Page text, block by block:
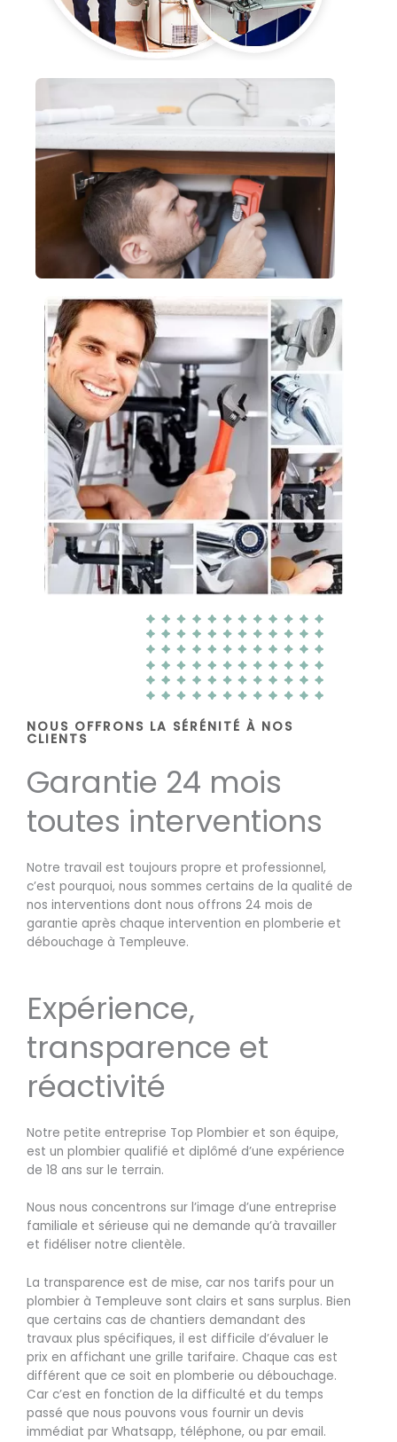
NOUS OFFRONS LA SÉRÉNITÉ À NOS
CLIENTS
Garantie 24 mois
toutes interventions
Notre travail est toujours propre et professionnel,
c’est pourquoi, nous sommes certains de la qualité de
nos interventions dont nous offrons 24 mois de
garantie après chaque intervention en plomberie et
débouchage à Templeuve.
Expérience,
transparence et
réactivité
Notre petite entreprise Top Plombier et son équipe,
est un plombier qualifié et diplômé d’une expérience
de 18 ans sur le terrain.
Nous nous concentrons sur l’image d’une entreprise
familiale et sérieuse qui ne demande qu’à travailler
et fidéliser notre clientèle.
La transparence est de mise, car nos tarifs pour un
plombier à Templeuve sont clairs et sans surplus. Bien
que certains cas de chantiers demandant des
travaux plus spécifiques, il est difficile d’évaluer le
prix en affichant une grille tarifaire. Chaque cas est
différent que ce soit en plomberie ou débouchage.
Car c’est en fonction de la difficulté et du temps
passé que nous pouvons vous fournir un devis
immédiat par Whatsapp, téléphone, ou par email.